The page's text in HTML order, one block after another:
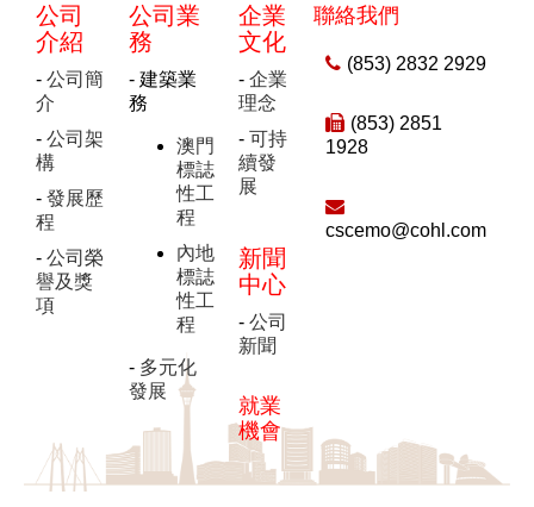
公司
介紹
- 公司簡
介
- 公司架
構
- 發展歷
程
- 公司榮
譽及獎
項
公司業
務
- 建築業
務
澳門
標誌
性工
程
內地
標誌
性工
程
- 多元化
發展
企業
文化
-企業
理念
-可持
續發
展
新聞
中心
-公司
新聞
就業
機會
聯絡我們
(853) 2832 2929
(853) 2851
1928
cscemo@cohl.com